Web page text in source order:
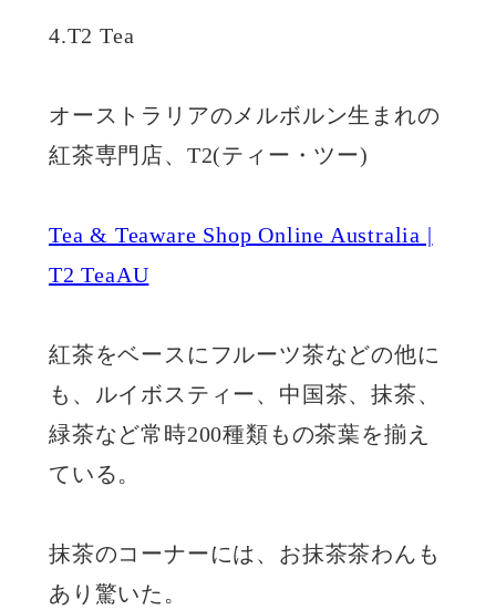
4.T2 Tea
オーストラリアのメルボルン生まれの
紅茶専門店、T2(ティー・ツー)
Tea & Teaware Shop Online Australia |
T2 TeaAU
紅茶をベースにフルーツ茶などの他に
も、ルイボスティー、中国茶、抹茶、
緑茶など常時200種類もの茶葉を揃え
ている。
抹茶のコーナーには、お抹茶茶わんも
あり驚いた。